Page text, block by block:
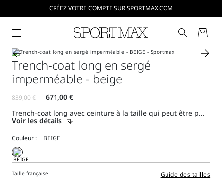
CRÉEZ VOTRE COMPTE SUR SPORTMAX.COM
Trench-coat long en sergé
imperméable - beige
Trench-coat long avec ceinture à la taille qui peut être p...
Voir les détails
Couleur :
Taille française Guide des tailles